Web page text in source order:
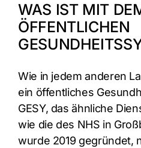
WAS IST MIT
ÖFFENTLICHEN
Wie in jedem anderen
ein öffentliches
GESY, das ähnliche
wie die des NHS in
wurde 2019 gegründet,